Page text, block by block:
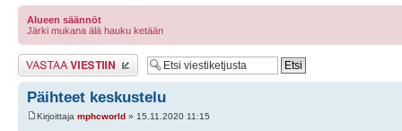
Alueen säännöt
Järki mukana älä hauku ketään
Lähetä vastaus
Päihteet keskustelu
Kirjoittaja mphcworld » 15.11.2020 11:15